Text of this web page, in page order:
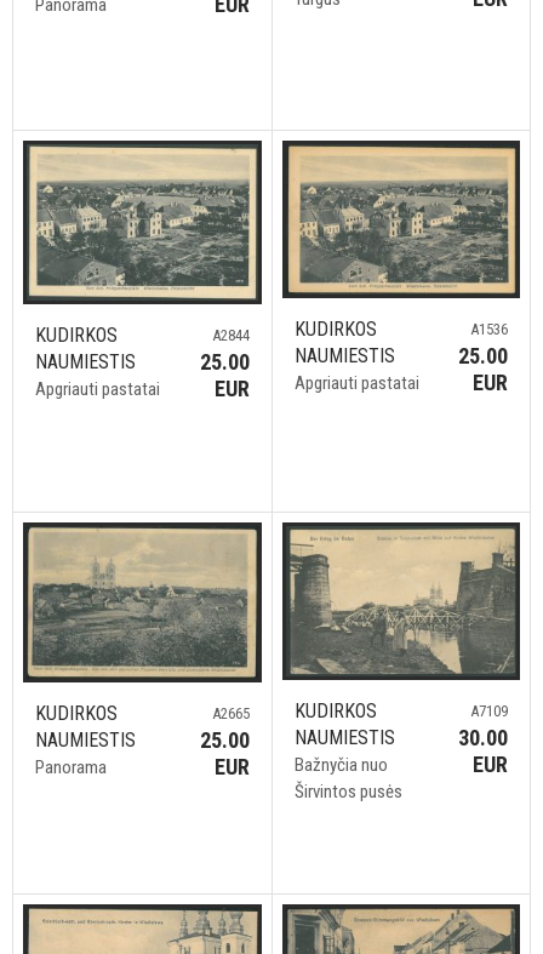
Panorama
KUDIRKOS
NAUMIESTIS
Apgriauti pastatai
A2844
25.00
EUR
KUDIRKOS
NAUMIESTIS
Apgriauti pastatai
A1536
25.00
EUR
KUDIRKOS
NAUMIESTIS
Panorama
A2665
25.00
EUR
KUDIRKOS
NAUMIESTIS
Bažnyčia nuo
Širvintos pusės
A7109
30.00
EUR